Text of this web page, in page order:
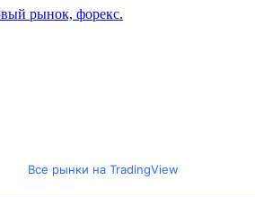
Все рынки на TradingView